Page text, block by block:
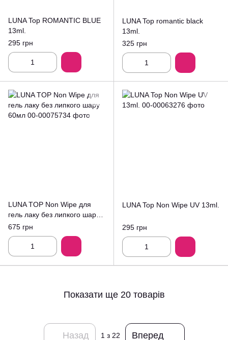
LUNA Top ROMANTIC BLUE
13ml.
295 грн
LUNA Top romantic black
13ml.
325 грн
LUNA TOP Non Wipe для
гель лаку без липкого шару
60мл
675 грн
LUNA Top Non Wipe UV 13ml.
295 грн
Показати ще 20 товарів
Назад 1з 22 Вперед